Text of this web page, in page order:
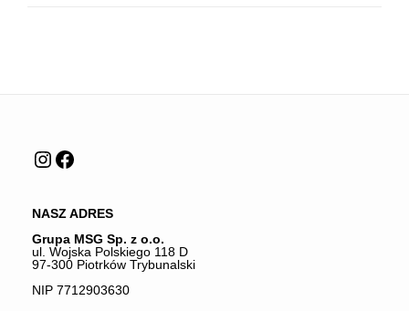
Instagram
Facebook
NASZ ADRES
Grupa MSG Sp. z o.o.
ul. Wojska Polskiego 118 D
97-300 Piotrków Trybunalski
NIP 7712903630